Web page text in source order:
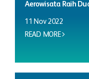
Aerowisata Raih
11 Nov 2022
READ MORE